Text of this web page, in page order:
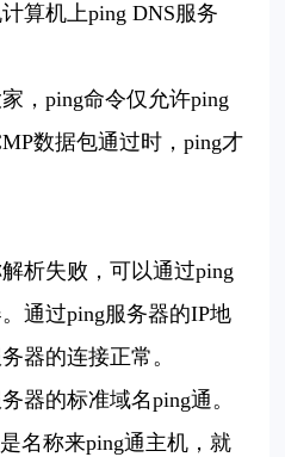
算机上ping DNS服务
，ping命令仅允许ping
数据包通过时，ping才
析失败，可以通过ping
通过ping服务器的IP地
器的连接正常。
器的标准域名ping通。
名称来ping通主机，就